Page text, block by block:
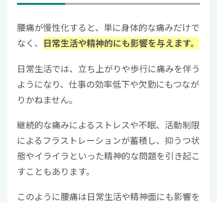
腰痛が慢性化すると、単に身体的な痛みだけで
なく、 日常生活や精神的にも影響を与えます。
日常生活では、立ち上がりや歩行に痛みを伴う
ようになり、仕事の効率低下や欠勤にもつなが
りかねません。
継続的な痛みによるストレスや不眠、活動制限
によるフラストレーションが蓄積し、抑うつ状
態やイライラといった精神的な問題を引き起こ
すこともあります。
このように腰痛は日常生活や精神面にも影響を